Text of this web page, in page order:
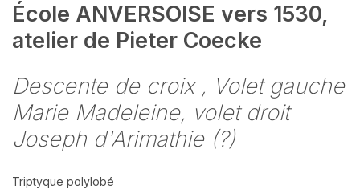
École ANVERSOISE vers 1530,
atelier de Pieter Coecke
Descente de croix , Volet gauche
Marie Madeleine, volet droit
Joseph d'Arimathie (?)
Triptyque polylobé